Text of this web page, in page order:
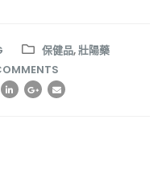
保健品,壯陽藥